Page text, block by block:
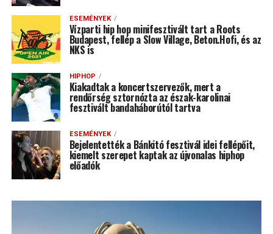
ESEMÉNYEK
Vízparti hip hop minifesztivált tart a Roots
Budapest, fellép a Slow Village, Beton.Hofi, és az
NKS is
HIPHOP
Kiakadtak a koncertszervezők, mert a
rendőrség sztornózta az észak-karolinai
fesztivált bandaháborútól tartva
ESEMÉNYEK
Bejelentették a Bánkitó fesztivál idei fellépőit,
kiemelt szerepet kaptak az újvonalas hiphop
előadók